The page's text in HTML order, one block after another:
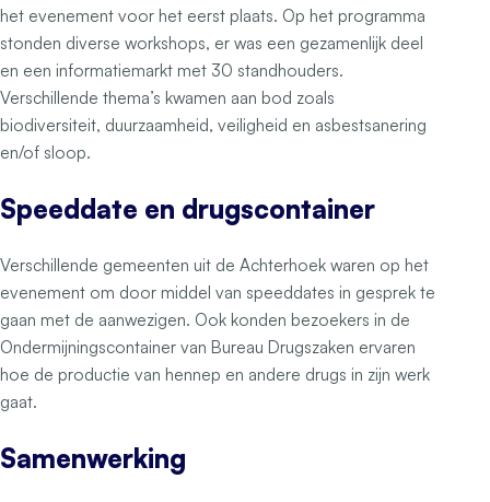
het evenement voor het eerst plaats. Op het programma
stonden diverse workshops, er was een gezamenlijk deel
en een informatiemarkt met 30 standhouders.
Verschillende thema’s kwamen aan bod zoals
biodiversiteit, duurzaamheid, veiligheid en asbestsanering
en/of sloop.
Speeddate en drugscontainer
Verschillende gemeenten uit de Achterhoek waren op het
evenement om door middel van speeddates in gesprek te
gaan met de aanwezigen. Ook konden bezoekers in de
Ondermijningscontainer van Bureau Drugszaken ervaren
hoe de productie van hennep en andere drugs in zijn werk
gaat.
Samenwerking